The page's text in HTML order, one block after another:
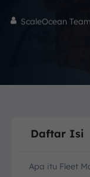
ScaleOcean Team
Daftar Isi
Apa itu Fleet